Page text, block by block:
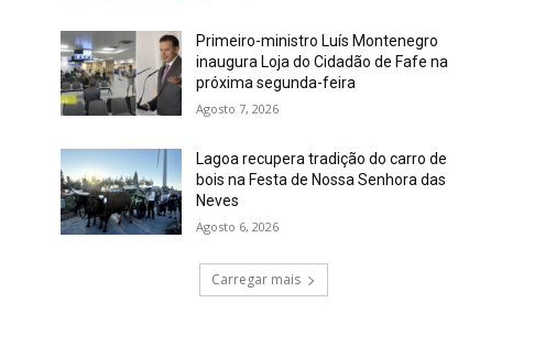
Primeiro-ministro Luís Montenegro
inaugura Loja do Cidadão de Fafe na
próxima segunda-feira
Agosto 7, 2026
Lagoa recupera tradição do carro de
bois na Festa de Nossa Senhora das
Neves
Agosto 6, 2026
Carregar mais